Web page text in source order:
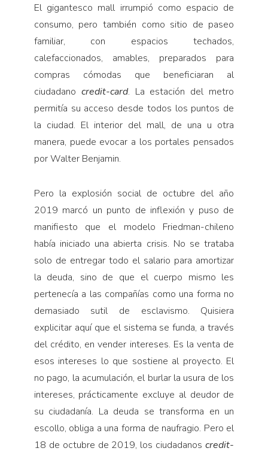
El gigantesco mall irrumpió como espacio de
consumo, pero también como sitio de paseo
familiar, con espacios techados,
calefaccionados, amables, preparados para
compras cómodas que beneficiaran al
ciudadano credit-card. La estación del metro
permitía su acceso desde todos los puntos de
la ciudad. El interior del mall, de una u otra
manera, puede evocar a los portales pensados
por Walter Benjamin.
Pero la explosión social de octubre del año
2019 marcó un punto de inflexión y puso de
manifiesto que el modelo Friedman-chileno
había iniciado una abierta crisis. No se trataba
solo de entregar todo el salario para amortizar
la deuda, sino de que el cuerpo mismo les
pertenecía a las compañías como una forma no
demasiado sutil de esclavismo. Quisiera
explicitar aquí que el sistema se funda, a través
del crédito, en vender intereses. Es la venta de
esos intereses lo que sostiene al proyecto. El
no pago, la acumulación, el burlar la usura de los
intereses, prácticamente excluye al deudor de
su ciudadanía. La deuda se transforma en un
escollo, obliga a una forma de naufragio. Pero el
18 de octubre de 2019, los ciudadanoscredit-